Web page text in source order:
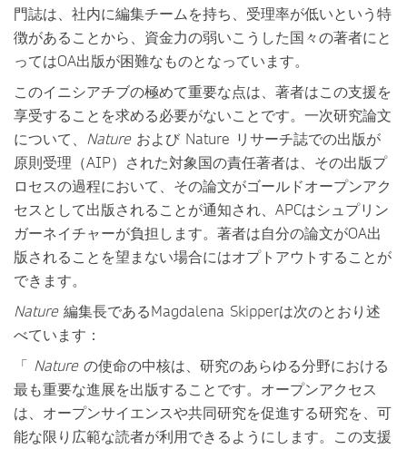
門誌は、社内に編集チームを持ち、受理率が低いという特
徴があることから、資金力の弱いこうした国々の著者にと
ってはOA出版が困難なものとなっています。
このイニシアチブの極めて重要な点は、著者はこの支援を
享受することを求める必要がないことです。一次研究論文
について、 Nature および Nature リサーチ誌での出版が
原則受理（AIP）された対象国の責任著者は、その出版プ
ロセスの過程において、その論文がゴールドオープンアク
セスとして出版されることが通知され、APCはシュプリン
ガーネイチャーが負担します。著者は自分の論文がOA出
版されることを望まない場合にはオプトアウトすることが
できます。
Nature 編集長であるMagdalena Skipperは次のとおり述
べています：
「 Natureの使命の中核は、研究のあらゆる分野における
最も重要な進展を出版することです。オープンアクセス
は、オープンサイエンスや共同研究を促進する研究を、可
能な限り広範な読者が利用できるようにします。この支援